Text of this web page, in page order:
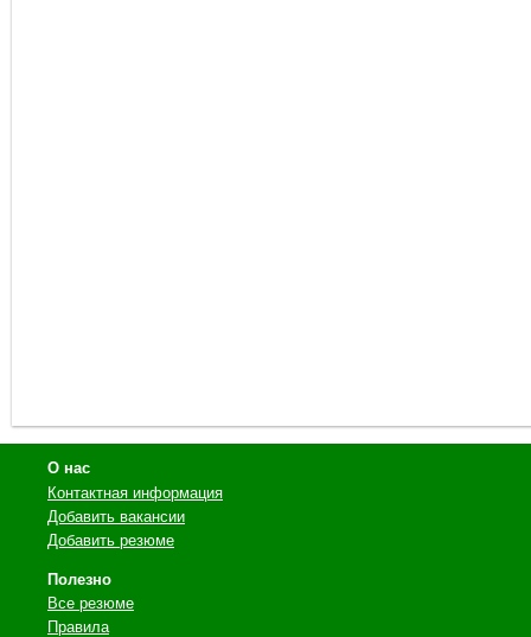
О нас
Контактная информация
Добавить вакансии
Добавить резюме
Полезно
Все резюме
Правила